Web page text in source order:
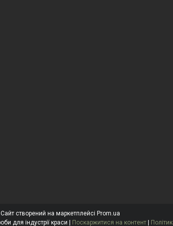
Сайт створений на маркетплейсі Prom.ua
Поскаржитися на контент